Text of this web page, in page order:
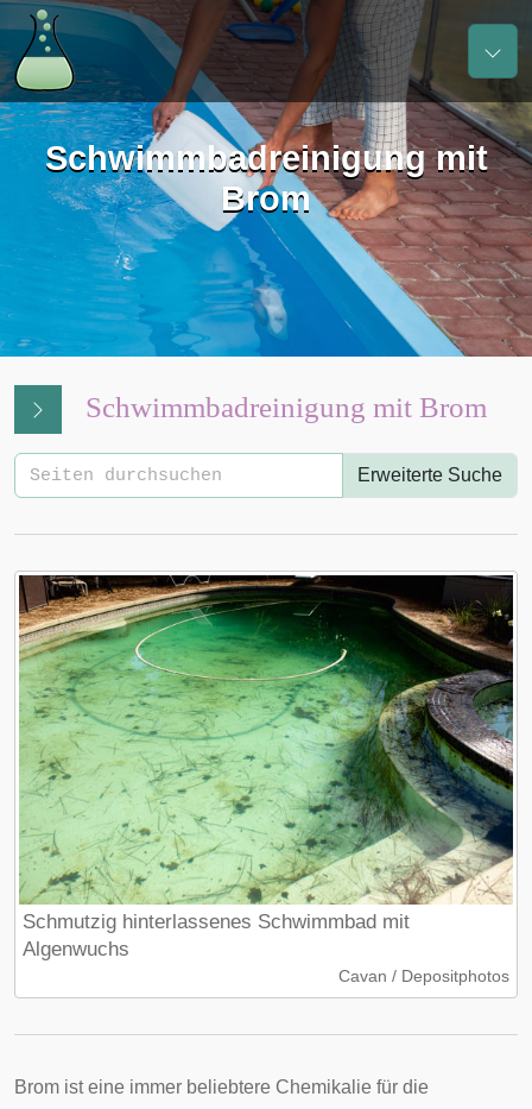
Schwimmbadreinigung mit
Brom
Schwimmbadreinigung mit Brom
Erweiterte Suche
Schmutzig hinterlassenes Schwimmbad mit
Algenwuchs
Cavan / Depositphotos
Brom ist eine immer beliebtere Chemikalie für die